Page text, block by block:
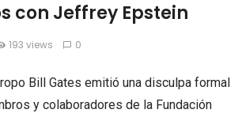
con Jeffrey Epstein
193 views 0
Bill Gates emitió una disculpa formal
y colaboradores de la Fundación